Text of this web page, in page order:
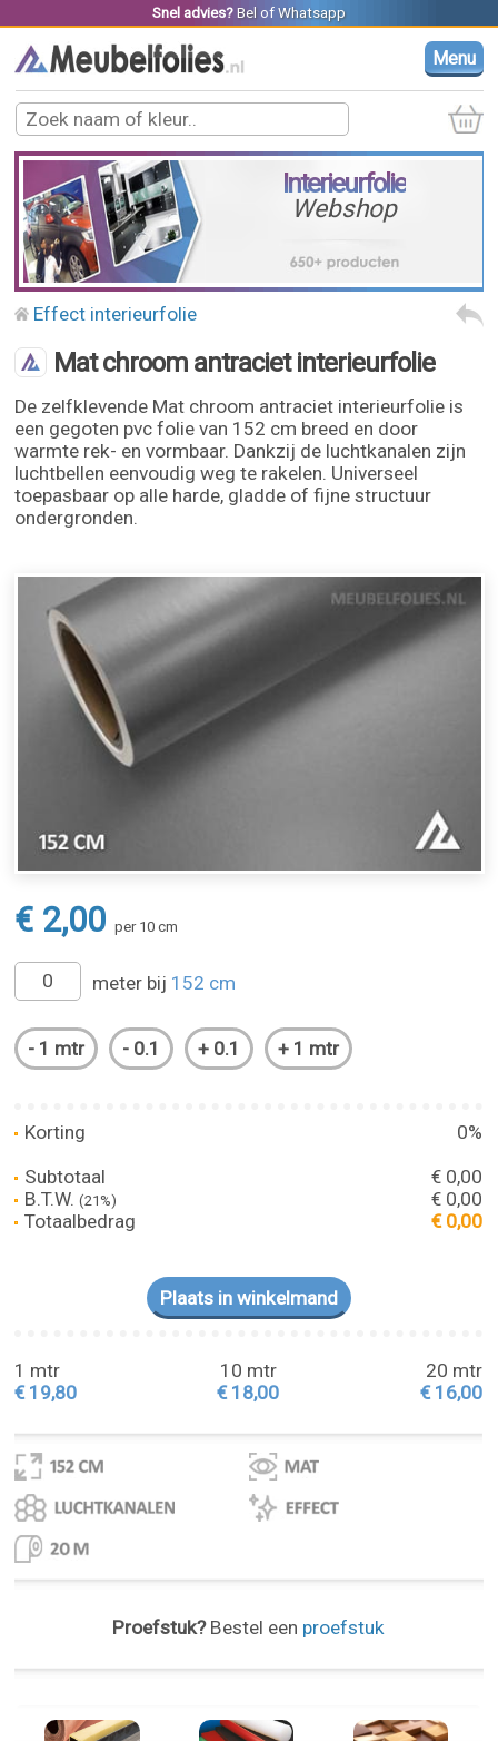
Snel advies? Belof Whatsapp
Menu
Interieurfolie
Webshop
Effect interieurfolie
Mat chroom antraciet interieurfolie
De zelfklevende Mat chroom antraciet interieurfolie is
een gegoten pvc folie van 152 cm breed en door
warmte rek- en vormbaar. Dankzij de luchtkanalen zijn
luchtbellen eenvoudig weg te rakelen. Universeel
toepasbaar op alle harde, gladde of fijne structuur
ondergronden.
€ 2,00 per 10 cm
meter bij 152 cm
Korting
0%
Subtotaal
€ 0,00
B.T.W.(21%)
€ 0,00
Totaalbedrag
€ 0,00
1 mtr
€ 19,80
10 mtr
€ 18,00
20 mtr
€ 16,00
Proefstuk?Bestel een proefstuk